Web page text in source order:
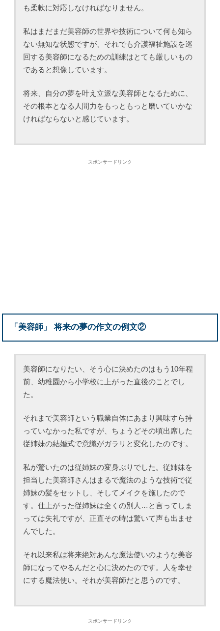
も柔軟に対応しなければなりません。
私はまだまだ美容師の世界や技術について何も知ら
ない無知な状態ですが、それでも介護福祉施設を巡
回する美容師になるための訓練はとても厳しいもの
であると想像しています。
将来、自分の夢を叶え立派な美容師となるために、
その根本となる人間力をもっともっと磨いていかな
ければならないと感じています。
スポンサードリンク
「美容師」 将来の夢の作文の例文②
美容師になりたい、そう心に決めたのはもう10年程
前、幼稚園から小学校に上がった直後のことでし
た。
それまで美容師という職業自体にあまり興味すら持
っていなかった私ですが、ちょうどその頃出席した
従姉妹の結婚式で意識がガラリと変化したのです。
私が驚いたのは従姉妹の変身ぶりでした。従姉妹を
担当した美容師さんはまるで魔法のような技術で従
姉妹の髪をセットし、そしてメイクを施したので
す。仕上がった従姉妹は全くの別人…と言ってしま
っては失礼ですが、正直その時は驚いて声も出ませ
んでした。
それ以来私は将来絶対あんな魔法使いのような美容
師になってやるんだと心に決めたのです。人を幸せ
にする魔法使い。それが美容師だと思うのです。
スポンサードリンク